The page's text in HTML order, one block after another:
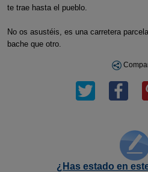
te trae hasta el pueblo.
No os asustéis, es una carretera
bache que otro.
¿Has estado en